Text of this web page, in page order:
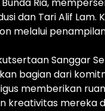
Ria,
dan Tari Alif
melalui
Sanggar
bagian dari
memberikan
kreativitas mereka